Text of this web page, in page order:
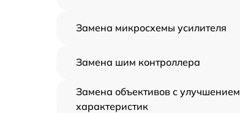
Замена микросхемы усилителя
Замена шим контроллера
Замена объективов с улучшением
характеристик